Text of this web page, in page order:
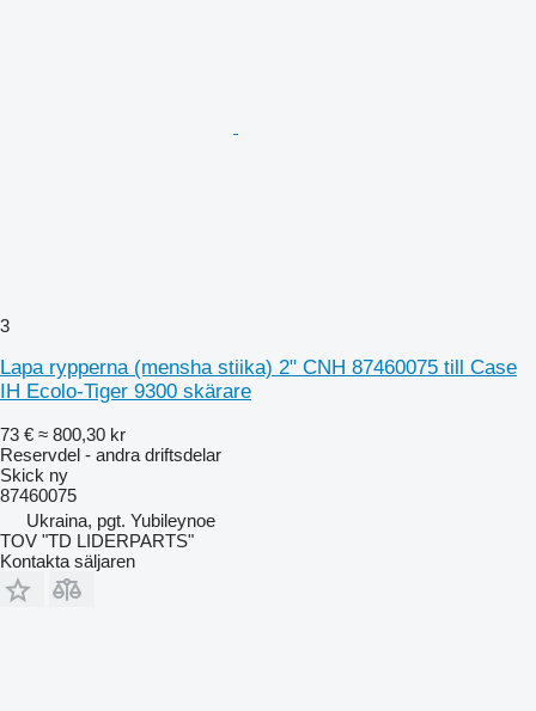
3
Lapa rypperna (mensha stiika) 2" CNH 87460075 till Case
IH Ecolo-Tiger 9300 skärare
73 € ≈ 800,30 kr
Reservdel - andra driftsdelar
Skick ny
87460075
Ukraina, pgt. Yubileynoe
TOV "TD LIDERPARTS"
Kontakta säljaren